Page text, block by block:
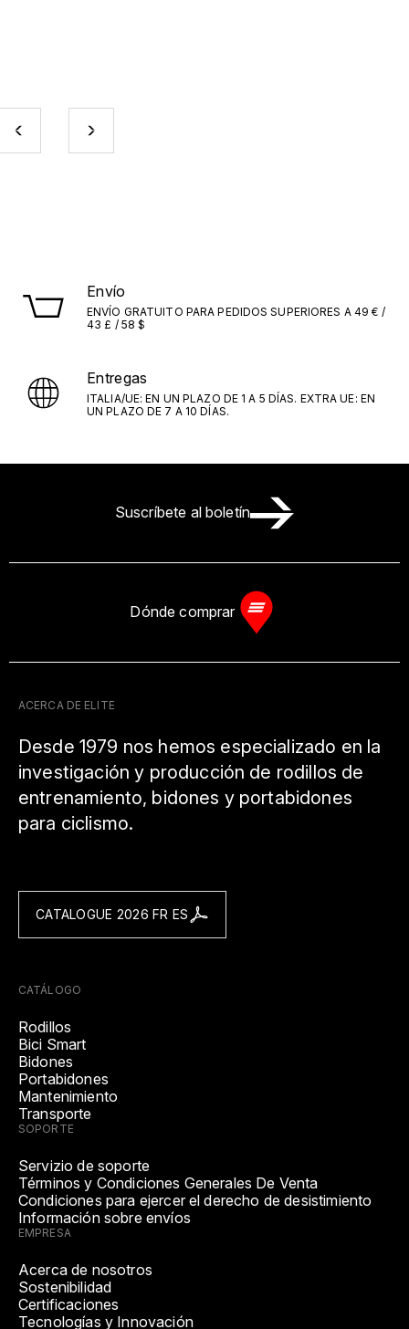
Envío
ENVÍO GRATUITO PARA PEDIDOS SUPERIORES A 49 € /
43 £ / 58 $
Entregas
ITALIA/UE: EN UN PLAZO DE 1 A 5 DÍAS. EXTRA UE: EN
UN PLAZO DE 7 A 10 DÍAS.
Suscríbete al boletín
Dónde comprar
ACERCA DE ELITE
Desde 1979 nos hemos especializado en la
investigación y producción de rodillos de
entrenamiento, bidones y portabidones
para ciclismo.
CATALOGUE 2026 FR ES
CATÁLOGO
Rodillos
Bici Smart
Bidones
Portabidones
Mantenimiento
Transporte
SOPORTE
Servizio de soporte
Términos y Condiciones Generales De Venta
Condiciones para ejercer el derecho de desistimiento
Información sobre envíos
EMPRESA
Acerca de nosotros
Sostenibilidad
Certificaciones
Tecnologías y Innovación